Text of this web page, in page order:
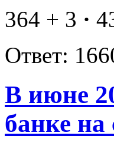
364 + 3 ·
Ответ:
В июне
банке на